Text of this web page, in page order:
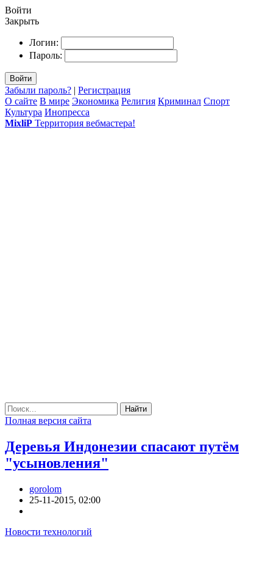
Войти
Закрыть
Логин:
Пароль:
Войти
Забыли пароль? | Регистрация
О сайте В мире Экономика Религия Криминал Спорт
Культура Инопресса
MixliP Территория вебмастера!
Найти
Полная версия сайта
Деревья Индонезии спасают путём
"усыновления"
gorolom
25-11-2015, 02:00
Новости технологий